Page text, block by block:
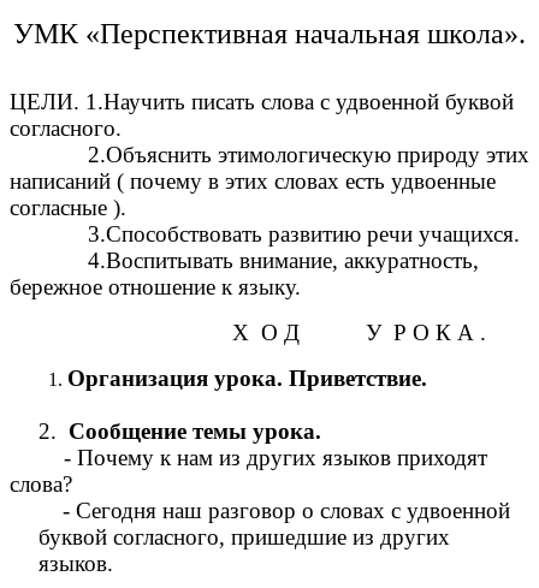
УМК «Перспективная начальная школа».
ЦЕЛИ. 1.Научить писать слова с удвоенной буквой
согласного.
2.Объяснить этимологическую природу этих
написаний ( почему в этих словах есть удвоенные
согласные ).
3.Способствовать развитию речи учащихся.
4.Воспитывать внимание, аккуратность,
бережное отношение к языку.
Х О Д У Р О К А .
Организация урока. Приветствие.
2. Сообщение темы урока.
- Почему к нам из других языков приходят
слова?
- Сегодня наш разговор о словах с удвоенной
буквой согласного, пришедшие из других
языков.